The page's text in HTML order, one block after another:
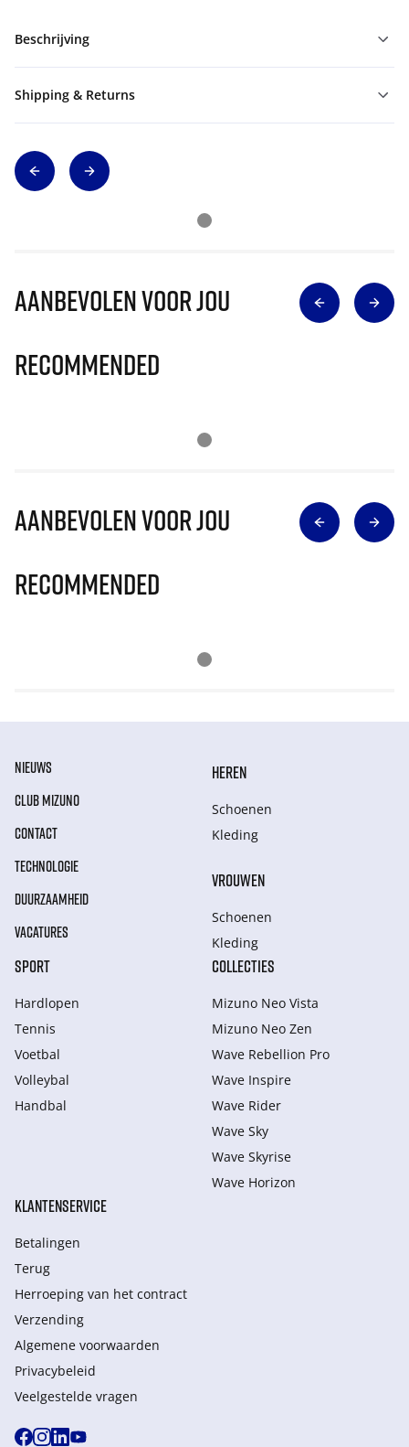
Beschrijving
Shipping & Returns
Aanbevolen voor jou
Recommended
Aanbevolen voor jou
Recommended
NIEUWS
CLUB MIZUNO
CONTACT
TECHNOLOGIE
DUURZAAMHEID
VACATURES
HEREN
Schoenen
Kleding
VROUWEN
Schoenen
Kleding
SPORT
Hardlopen
Tennis
Voetbal
Volleybal
Handbal
COLLECTIES
Mizuno Neo Vista
Mizuno Neo Zen
Wave Rebellion Pro
Wave Inspire
Wave Rider
Wave Sky
Wave Skyrise
Wave Horizon
KLANTENSERVICE
Betalingen
Terug
Herroeping van het contract
Verzending
Algemene voorwaarden
Privacybeleid
Veelgestelde vragen